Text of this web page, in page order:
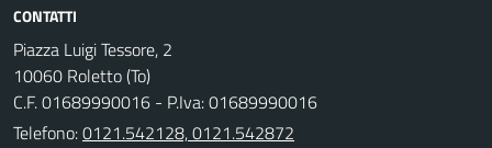
CONTATTI
Piazza Luigi Tessore, 2
10060 Roletto (To)
C.F. 01689990016 - P.Iva: 01689990016
Telefono:0121.542128, 0121.542872